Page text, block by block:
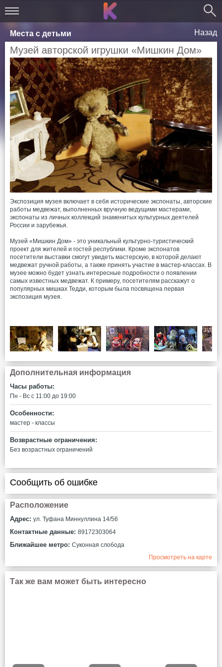
Места с детьми Назад
Музей авторской игрушки «Мишкин Дом»
Экспозиция музея включает в себя исторические экспонаты, авторские
работы медвежат, выполненных вручную ведущими мастерами,
экспонаты из личных коллекций знаменитых культурных деятелей
России и зарубежья.
Музей «Мишкин Дом» - это уникальный культурно-туристический
проект для жителей и гостей республики. Кроме экспонатов
посетители выставки смогут увидеть мастерскую, в которой делают
медвежат ручной работы, а также принять участие в мастер-классах. В
музее можно будет узнать интересные подробности о появлении
самых известных медвежат. К примеру, посетителям расскажут о
популярных мишках Тедди, которым была посвящена первая
экспозиция музея.
Дополнительная информация
Часы работы:
Пн - Вс c 11:00 до 19:00
Особенности:
мастер - классы
Возврастные ограничения:
Без возрастных ограничений
Сообщить об ошибке
Расположение
Адрес: ул. Туфана Миннуллина 14/56
Контактные данные: 89172303064
Ближайшее метро: Суконная слобода
Просмотреть на карте
Так же вам может быть интересно